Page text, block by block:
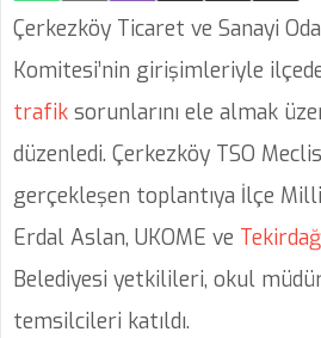
Çerkezköy Ticaret ve Sanayi
Komitesi’nin girişimleriyle
trafik sorunlarını ele almak
düzenledi. Çerkezköy TSO
gerçekleşen toplantıya İlçe
Erdal Aslan, UKOME ve Tekirdağ
Belediyesi yetkilileri, okul
temsilcileri katıldı.